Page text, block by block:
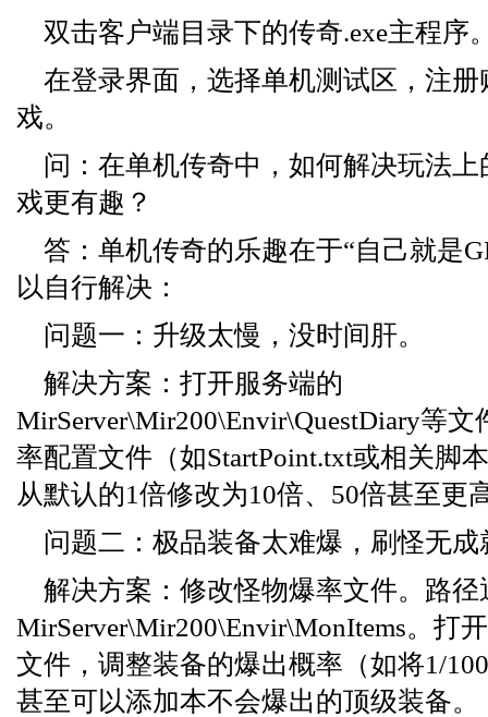
双击客户端目录下的传奇.exe主程序
在登录界面，选择单机测试区，注
戏。
问：在单机传奇中，如何解决玩法
戏更有趣？
答：单机传奇的乐趣在于“自己就是
以自行解决：
问题一：升级太慢，没时间肝。
解决方案：打开服务端的
MirServer\Mir200\Envir\QuestDiary等
率配置文件（如StartPoint.txt或相关脚
从默认的1倍修改为10倍、50倍甚至更
问题二：极品装备太难爆，刷怪无成
解决方案：修改怪物爆率文件。路径
MirServer\Mir200\Envir\MonItems。打
文件，调整装备的爆出概率（如将1/
甚至可以添加本不会爆出的顶级装备。